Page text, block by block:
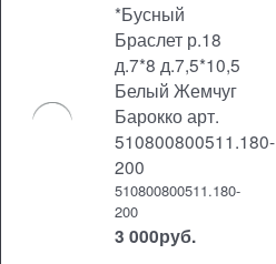
*Бусный
Браслет р.18
д.7*8 д.7,5*10,5
Белый Жемчуг
Барокко арт.
510800800511.180-
200
510800800511.180-
200
3 000руб.